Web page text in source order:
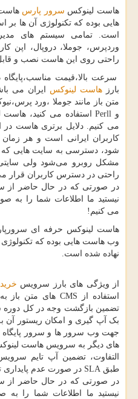
هاست لینوکس سرور پارس
هایی بوده که تکنولوژی آن ها
است. تمامی سیستم های
وردپرس، جوملا، دروپال، اپن
راحتی روی این هاست نصب و
سرعت بالا،قیمت
بارزهاست لینوکس ایران می
متن باز مانند جوملا ،ورد
و Perllاستفاده می کنید، هاست
می کنیم. دلایل برتری هاست در
کاربران ایرانی است و هر زمان
شود، دسترسی به سایت هایی که
مشکل روبرو می‌شود ولی سایتی
راحتی در دسترس کاربران قرار
در صورتی که در حال حاضر
نیستید ما اطلاعات شما را به
می کنیم!
هاست لینوکس حرفه ای
وب هاست هایی بوده که
نهاده شده است.
از ویژگی های بارز سرویس
استفاده از
های متن باز
تضمین بازگشت وجه در کل دوره
بک آپ گیری و امکان ریستور آن
جهت وب سرور ها و سرور پایگاه
های دیگر به سرویس هاست
طبق
در صورت عدم
در صورتی که در حال حاضر
نیستید ما اطلاعات شما را